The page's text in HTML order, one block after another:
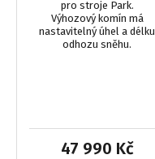
pro stroje Park.
Výhozový komín má
nastavitelný úhel a délku
odhozu sněhu.
47 990 Kč